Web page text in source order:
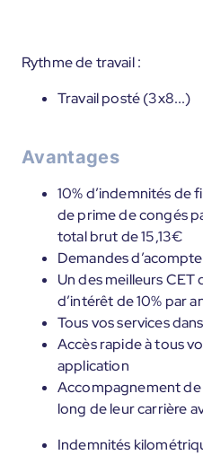
Rythme de travail :
Travail posté (3x8...)
Avantages
10% d’indemnités de
de prime de congés
total brut de 15,13€
Demandes
Un des meilleurs CET
d’intérêt de 10% par
Tous vos services
Accès rapide à tous
application
Accompagnement
long de leur carrière
Indemnités